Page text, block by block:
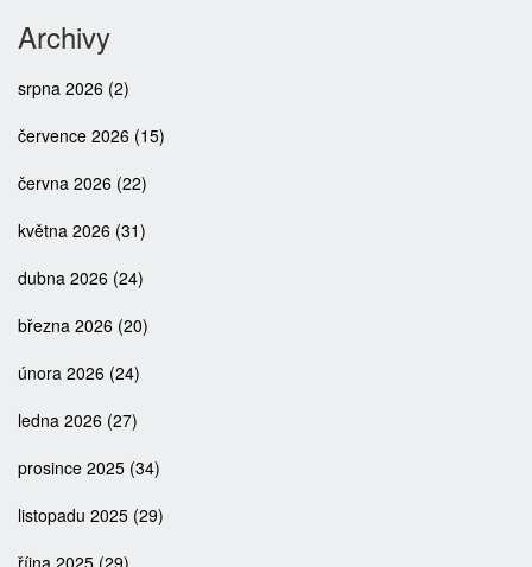
Archivy
srpna 2026 (2)
července 2026 (15)
června 2026 (22)
května 2026 (31)
dubna 2026 (24)
března 2026 (20)
února 2026 (24)
ledna 2026 (27)
prosince 2025 (34)
listopadu 2025 (29)